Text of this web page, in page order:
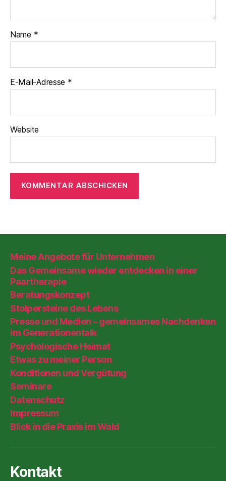
Name *
E-Mail-Adresse *
Website
Meine Angebote für Unternehmen
Das Gemeinsame wieder entdecken in einer
Paartherapie
Beratungskonzept
Stolpersteine des Lebens
Presse und Medien – gemeinsames Nachdenken
im Generationentalk
Psychologische Heimat
Etwas zu meiner Person
Konditionen und Vergütung
Seminare
Datenschutz
Impressum
Blick in die Praxis im Wald
Kontakt